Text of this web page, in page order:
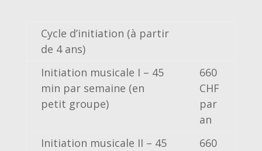
Cycle d’initiation (à partir
de 4 ans)
Initiation musicale I – 45
min par semaine (en
petit groupe)
660
CHF
par
an
Initiation musicale II – 45
660